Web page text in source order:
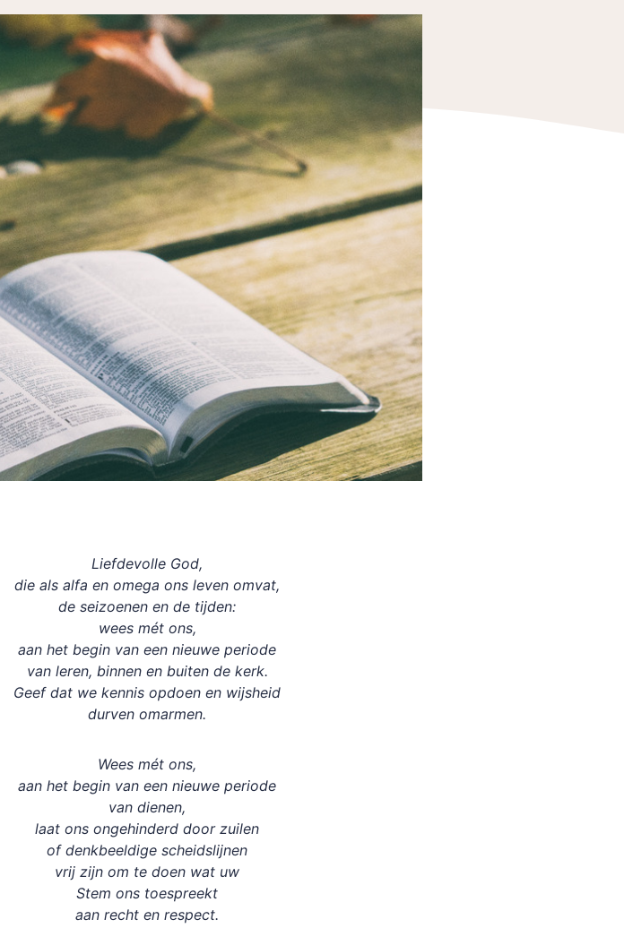
Liefdevolle God,
die als alfa en omega ons leven omvat,
de seizoenen en de tijden:
wees mét ons,
aan het begin van een nieuwe periode
van leren, binnen en buiten de kerk.
Geef dat we kennis opdoen en wijsheid
durven omarmen.
Wees mét ons,
aan het begin van een nieuwe periode
van dienen,
laat ons ongehinderd door zuilen
of denkbeeldige scheidslijnen
vrij zijn om te doen wat uw
Stem ons toespreekt
aan recht en respect.